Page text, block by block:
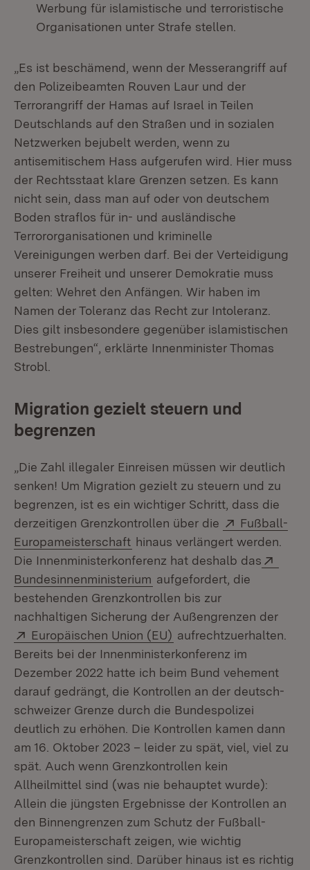
Werbung für islamistische und terroristische
Organisationen unter Strafe stellen.
„Es ist beschämend, wenn der Messerangriff auf
den Polizeibeamten Rouven Laur und der
Terrorangriff der Hamas auf Israel in Teilen
Deutschlands auf den Straßen und in sozialen
Netzwerken bejubelt werden, wenn zu
antisemitischem Hass aufgerufen wird. Hier muss
der Rechtsstaat klare Grenzen setzen. Es kann
nicht sein, dass man auf oder von deutschem
Boden straflos für in- und ausländische
Terrororganisationen und kriminelle
Vereinigungen werben darf. Bei der Verteidigung
unserer Freiheit und unserer Demokratie muss
gelten: Wehret den Anfängen. Wir haben im
Namen der Toleranz das Recht zur Intoleranz.
Dies gilt insbesondere gegenüber islamistischen
Bestrebungen“, erklärte Innenminister Thomas
Strobl.
Migration gezielt steuern und
begrenzen
„Die Zahl illegaler Einreisen müssen wir deutlich
senken! Um Migration gezielt zu steuern und zu
begrenzen, ist es ein wichtiger Schritt, dass die
derzeitigen Grenzkontrollen über die
Extern:
Fußball-
Europameisterschaft (Öffnet in neuem Fenster)
hinaus verlängert werden.
Die Innenministerkonferenz hat deshalb das
Bundesinnenministerium (Öffnet in neuem Fenster)
aufgefordert, die
bestehenden Grenzkontrollen bis zur
nachhaltigen Sicherung der Außengrenzen der
Extern:
Europäischen Union (EU) (Öffnet in neuem
aufrechtzuerhalten.
Bereits bei der Innenministerkonferenz im
Dezember 2022 hatte ich beim Bund vehement
darauf gedrängt, die Kontrollen an der deutsch-
schweizer Grenze durch die Bundespolizei
deutlich zu erhöhen. Die Kontrollen kamen dann
am 16. Oktober 2023 – leider zu spät, viel, viel zu
spät. Auch wenn Grenzkontrollen kein
Allheilmittel sind (was nie behauptet wurde):
Allein die jüngsten Ergebnisse der Kontrollen an
den Binnengrenzen zum Schutz der Fußball-
Europameisterschaft zeigen, wie wichtig
Grenzkontrollen sind. Darüber hinaus ist es richtig